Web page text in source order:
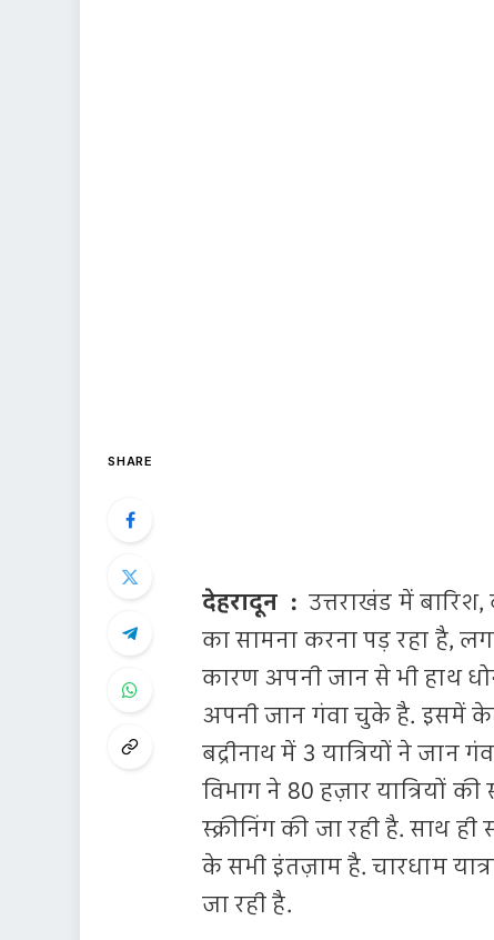
SHARE
देहरादून : उत्तराखंड में
का सामना करना पड़ रहा है,
कारण अपनी जान से भी हाथ
अपनी जान गंवा चुके है. इसमें
बद्रीनाथ में 3 यात्रियों ने जान
विभाग ने 80 हज़ार यात्रियों
स्क्रीनिंग की जा रही है. साथ
के सभी इंतज़ाम है. चारधाम
जा रही है.